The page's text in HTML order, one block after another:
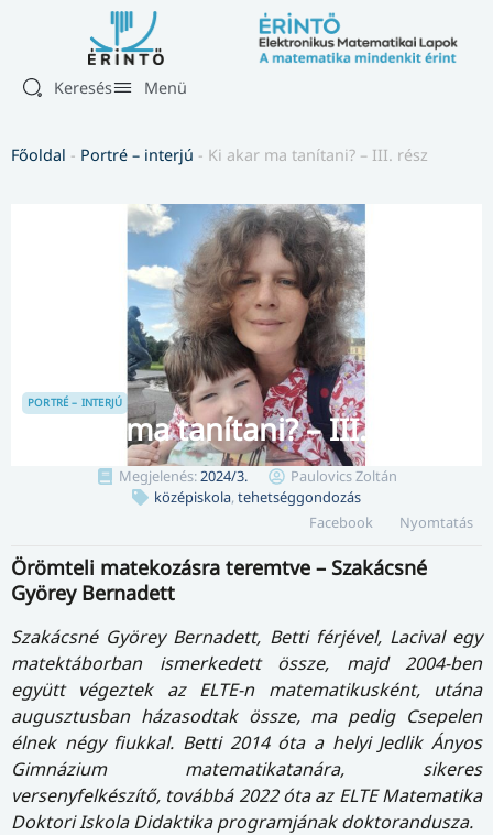
Keresés Menü
Főoldal - Portré – interjú - Ki akar ma tanítani? – III. rész
PORTRÉ – INTERJÚ
Ki akar ma tanítani? – III. rész
Megjelenés:2024/3.
Paulovics Zoltán
középiskola, tehetséggondozás
Facebook
Nyomtatás
Örömteli matekozásra teremtve – Szakácsné
Györey Bernadett
Szakácsné Györey Bernadett, Betti férjével, Lacival egy
matektáborban ismerkedett össze, majd 2004-ben
együtt végeztek az ELTE-n matematikusként, utána
augusztusban házasodtak össze, ma pedig Csepelen
élnek négy fiukkal. Betti2014 óta a helyi Jedlik Ányos
Gimnázium matematikatanára, sikeres
versenyfelkészítő, továbbá 2022 óta az ELTE Matematika
Doktori Iskola Didaktika programjának doktorandusza.